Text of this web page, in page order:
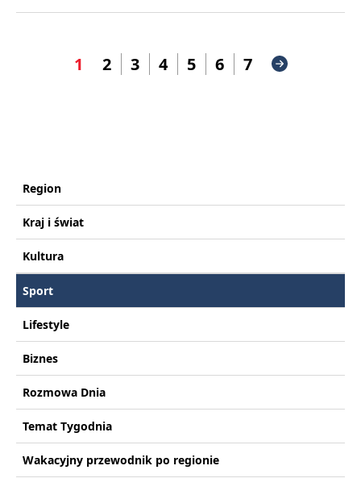
1 2 3 4 5 6 7
Region
Kraj i świat
Kultura
Sport
Lifestyle
Biznes
Rozmowa Dnia
Temat Tygodnia
Wakacyjny przewodnik po regionie